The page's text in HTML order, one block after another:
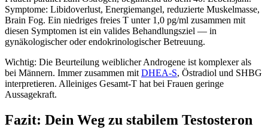
Symptome: Libidoverlust, Energiemangel, reduzierte Muskelmasse,
Brain Fog. Ein niedriges freies T unter 1,0 pg/ml zusammen mit
diesen Symptomen ist ein valides Behandlungsziel — in
gynäkologischer oder endokrinologischer Betreuung.
Wichtig: Die Beurteilung weiblicher Androgene ist komplexer als
bei Männern. Immer zusammen mit DHEA-S, Östradiol und SHBG
interpretieren. Alleiniges Gesamt-T hat bei Frauen geringe
Aussagekraft.
Fazit: Dein Weg zu stabilem Testosteron